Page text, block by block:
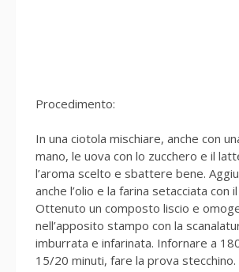
Procedimento:
In una ciotola mischiare, anche con
mano, le uova con lo zucchero e il
l’aroma scelto e sbattere bene.
anche l’olio e la farina setacciata con
Ottenuto un composto liscio e
nell’apposito stampo con la
imburrata e infarinata. Infornare a
15/20 minuti, fare la prova stecchino.